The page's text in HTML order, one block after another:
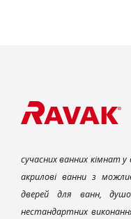
сучасних ванних кімнат у
акрилові ванни з
дверей для ванн,
нестандартних